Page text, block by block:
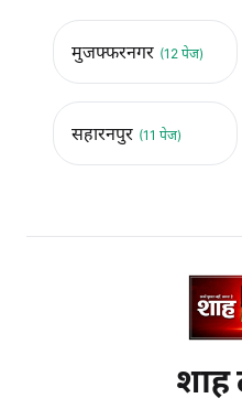
मुजफ्फरनगर (12 पेज)
सहारनपुर (11 पेज)
शाह